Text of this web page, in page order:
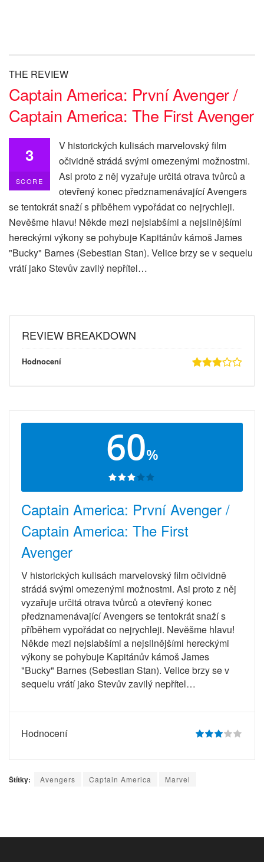
THE REVIEW
Captain America: První Avenger /
Captain America: The First Avenger
3
SCORE
V historických kulisách marvelovský film
očividně strádá svými omezenými možnostmi.
Asi proto z něj vyzařuje určitá otrava tvůrců a
otevřený konec předznamenávající Avengers
se tentokrát snaží s příběhem vypořádat co nejrychleji.
Nevěšme hlavu! Někde mezi nejslabšími a nejsilnějšími
hereckými výkony se pohybuje Kapitánův kámoš James
"Bucky" Barnes (Sebestian Stan). Velice brzy se v sequelu
vrátí jako Stevův zavilý nepřítel…
REVIEW BREAKDOWN
Hodnocení
60%
Captain America: První Avenger /
Captain America: The First
Avenger
V historických kulisách marvelovský film očividně
strádá svými omezenými možnostmi. Asi proto z něj
vyzařuje určitá otrava tvůrců a otevřený konec
předznamenávající Avengers se tentokrát snaží s
příběhem vypořádat co nejrychleji. Nevěšme hlavu!
Někde mezi nejslabšími a nejsilnějšími hereckými
výkony se pohybuje Kapitánův kámoš James
"Bucky" Barnes (Sebestian Stan). Velice brzy se v
sequelu vrátí jako Stevův zavilý nepřítel…
Hodnocení
Štítky: Avengers Captain America Marvel